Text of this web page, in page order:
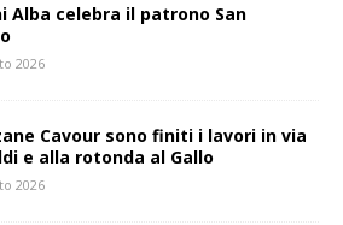
Alba celebra il patrono San
2026
Cavour sono finiti i lavori in via
e alla rotonda al Gallo
2026